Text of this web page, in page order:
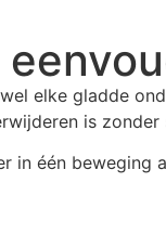
elke gladde
is zonder
in één beweging